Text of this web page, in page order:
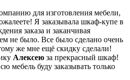
для изготовления мебели,
Я заказывала шкаф-купе в
заказа и заканчивая
не было. Все было сделано очень
же мне ещё скидку сделали!
Алексею за прекрасный шкаф!
мебель буду заказывать только